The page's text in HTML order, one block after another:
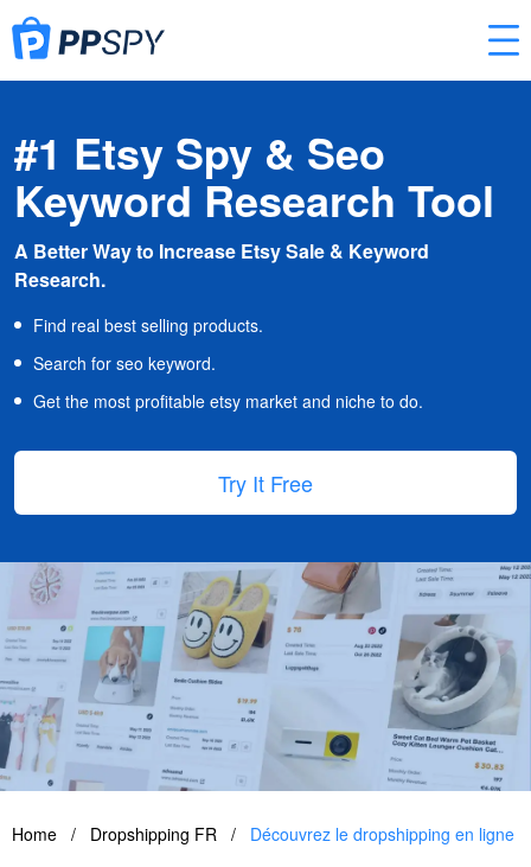
#1 Etsy Spy & Seo
Keyword Research Tool
A Better Way to Increase Etsy Sale & Keyword
Research.
Find real best selling products.
Search for seo keyword.
Get the most profitable etsy market and niche to do.
Try It Free
Home / Dropshipping FR / Découvrez le dropshipping en ligne